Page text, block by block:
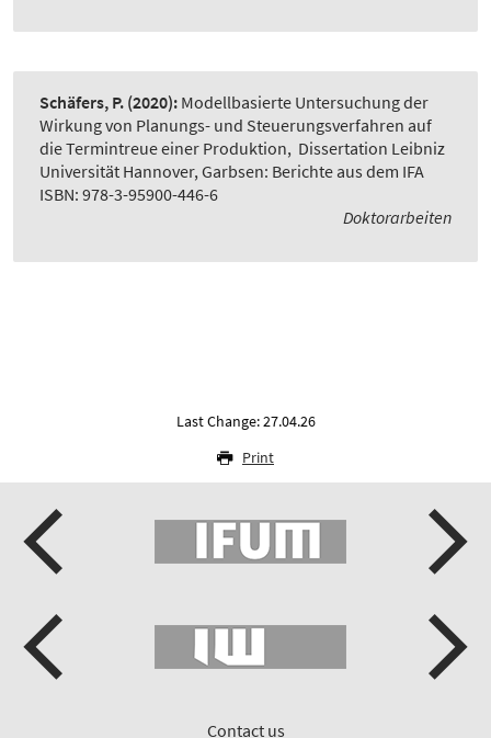
Schäfers, P. (2020): Modellbasierte Untersuchung der
Wirkung von Planungs- und Steuerungsverfahren auf
die Termintreue einer Produktion, Dissertation Leibniz
Universität Hannover, Garbsen: Berichte aus dem IFA
ISBN: 978-3-95900-446-6
Doktorarbeiten
Last Change: 27.04.26
Print
Contact us